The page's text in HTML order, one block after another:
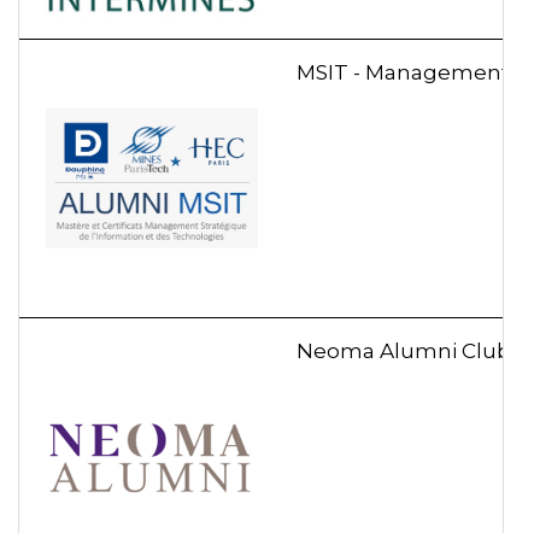
MSIT - Management
Neoma Alumni Club